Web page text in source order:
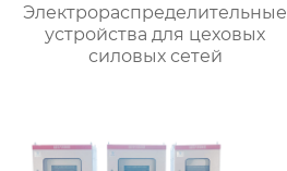
Электрораспределительные
устройства для цеховых
силовых сетей